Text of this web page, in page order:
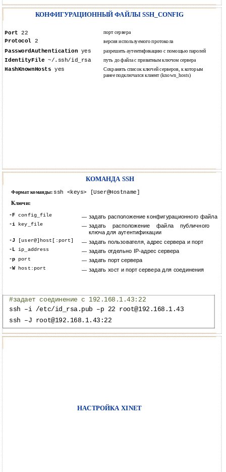
КОНФИГУРАЦИОННЫЙ ФАЙЛЫ SSH_CONFIG
Port22
Protocol 2
PasswordAuthentication yes
IdentityFile ~/.ssh/id_rsa
HashKnownHostsyes
порт сервера
версия используемого протокола
разрешить аутентификацию с помощью паролей
путь до файла с приватным ключом сервера
Сохранять список ключей серверов, к которым
ранее подключался клиент (known_hosts)
КОМАНДА SSH
Формат команды: ssh <keys> [User@Hostname]
Ключи:
-F config_file
-i
key_file
-J
[user@]host[:port]
-L ip_address
-p port
-W
host:port
― задать расположение конфигурационного файла
― задать расположение файла публичного
ключа для аутентификации
― задать пользователя, адрес сервера и порт
― задать отдельно IP-адрес сервера
― задать порт сервера
― задать хост и порт сервера для соединения
#задает соединение с 192.168.1.43:22
ssh –i /etc/id_rsa.pub –p 22 root@192.168.1.43
ssh –J root@192.168.1.43:22
НАСТРОЙКА XINET